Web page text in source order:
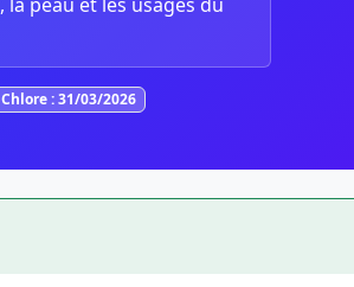
Chlore : 31/03/2026